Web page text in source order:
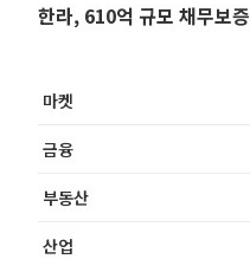
한라, 610억 규모 채무보증
마켓
금융
부동산
산업